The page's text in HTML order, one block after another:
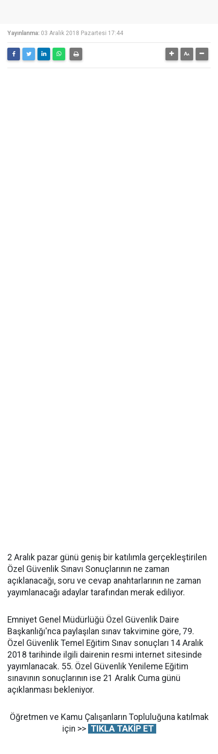
Yayınlanma: 03 Aralık 2018 Pazartesi 17:44
2 Aralık pazar günü geniş bir katılımla gerçekleştirilen
Özel Güvenlik Sınavı Sonuçlarının ne zaman
açıklanacağı, soru ve cevap anahtarlarının ne zaman
yayımlanacağı adaylar tarafından merak ediliyor.
Emniyet Genel Müdürlüğü Özel Güvenlik Daire
Başkanlığı'nca paylaşılan sınav takvimine göre, 79.
Özel Güvenlik Temel Eğitim Sınav sonuçları 14 Aralık
2018 tarihinde ilgili dairenin resmi internet sitesinde
yayımlanacak. 55. Özel Güvenlik Yenileme Eğitim
sınavının sonuçlarının ise 21 Aralık Cuma günü
açıklanması bekleniyor.
Öğretmen ve Kamu Çalışanların Topluluğuna katılmak
için >> TIKLA TAKİP ET